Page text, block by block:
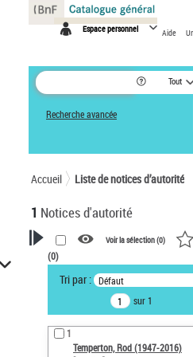
Espace personnel Aide
Tout
Recherche avancée
Accueil Liste de notices d’autorité
1 Notices d'autorité
VOTRE RECHERCHE
Recherche avancée dans les
notices d’autorité
Œuvres liées à l'auteur :
Temperton, Rod (1947-2016)
Voir la sélection (0)
(0)
Tri par : Défaut
sur 1
1
Temperton, Rod (1947-2016)
Panneau de gestion des cookies